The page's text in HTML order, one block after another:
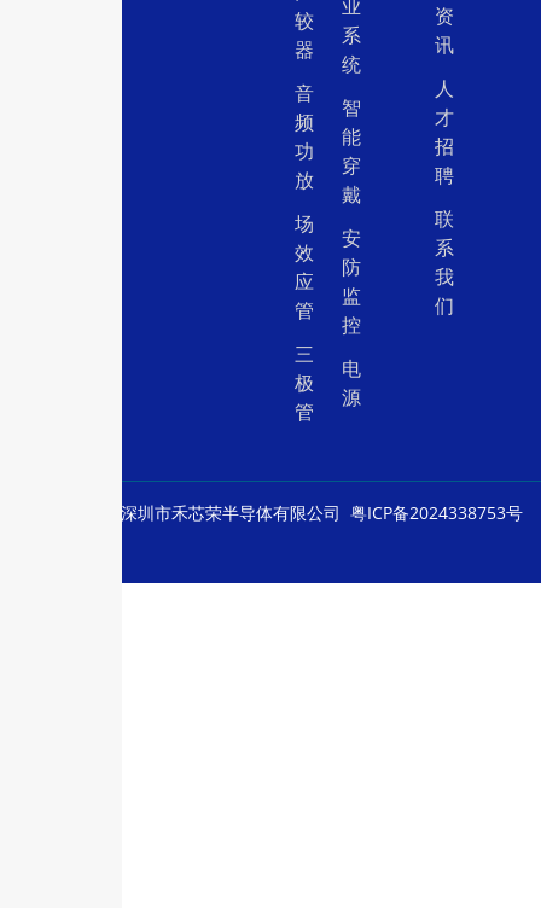
较
器
音
频
功
放
场
效
应
管
三
极
管
业
系
统
智
能
穿
戴
安
防
监
控
电
源
资
讯
人
才
招
聘
联
系
我
们
深圳市禾芯荣半导体有限公司 粤ICP备2024338753号